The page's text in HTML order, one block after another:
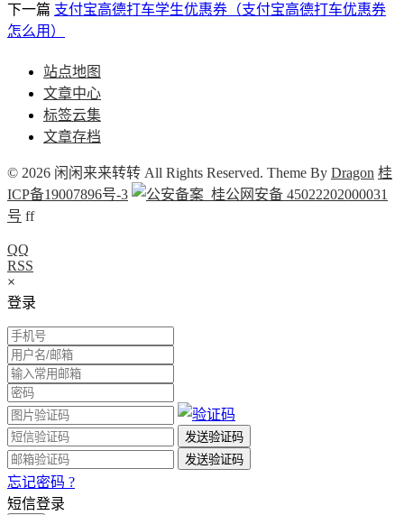
下一篇 支付宝高德打车学生优惠券（支付宝高德打车优惠券
怎么用）
站点地图
文章中心
标签云集
文章存档
© 2026 闲闲来来转转 All Rights Reserved. Theme By Dragon 桂
ICP备19007896号-3
桂公网安备 45022202000031
号 ff
QQ
RSS
×
登录
忘记密码 ?
短信登录